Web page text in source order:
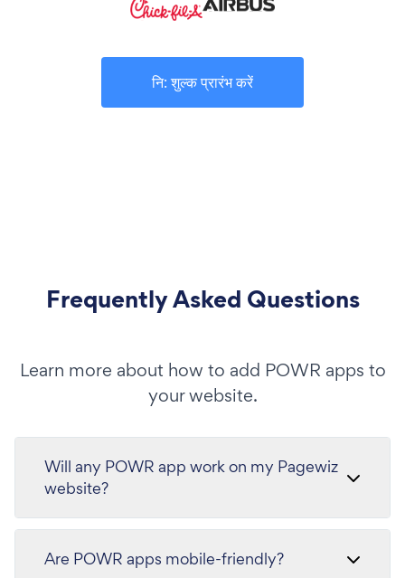
नि: शुल्क प्रारंभ करें
Frequently Asked Questions
Learn more about how to add POWR apps to
your website.
Will any POWR app work on my Pagewiz
website?
Are POWR apps mobile-friendly?